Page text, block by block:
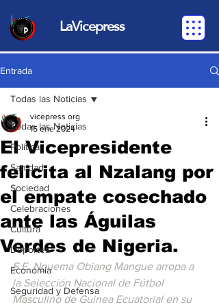
LaVicepress
Entrada
Todas las Noticias
Política
Sanidad
Sociedad
Celebraciones
Cultura
Deportes
Economia
Seguridad y Defensa
Todas las Noticias
El Vicepresidente
felicita al Nzalang por
el empate cosechado
ante las Águilas
Verdes de Nigeria.
vicepress org
15 ene 2024
S.E. Nguema Obiang Mangue arropa a
la Selección Nacional de Fútbol
Masculino de Guinea Ecuatorial en su